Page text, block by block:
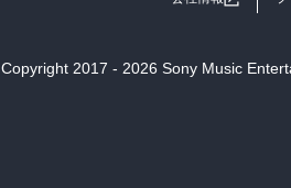
Copyright 2017 - 2026 Sony Music